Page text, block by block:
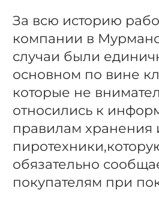
За всю историю
компании в
случаи были
основном по вине
которые не
относились к
правилам хранения
обязательно
покупателям при